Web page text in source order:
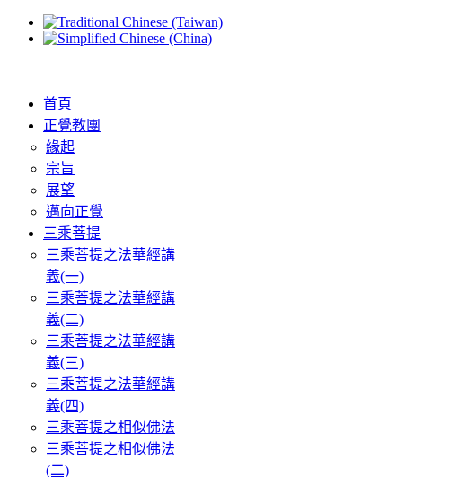
首頁
正覺教團
緣起
宗旨
展望
邁向正覺
三乘菩提
三乘菩提之法華經講
義(一)
三乘菩提之法華經講
義(二)
三乘菩提之法華經講
義(三)
三乘菩提之法華經講
義(四)
三乘菩提之相似佛法
三乘菩提之相似佛法
(二)